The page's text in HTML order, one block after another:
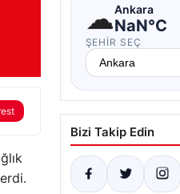
☁Ankara
NaN°C
ŞEHIR SEÇ
Bizi Takip Edin